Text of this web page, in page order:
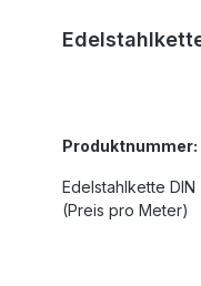
Produktnummer:
Edelstahlkette
(Preis pro Meter)